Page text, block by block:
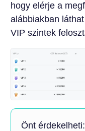
hogy elérje a
alábbiakban
VIP szintek
Önt érdekelheti: